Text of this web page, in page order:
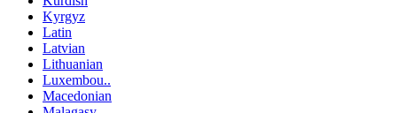
Kyrgyz
Latin
Latvian
Lithuanian
Luxembou..
Macedonian